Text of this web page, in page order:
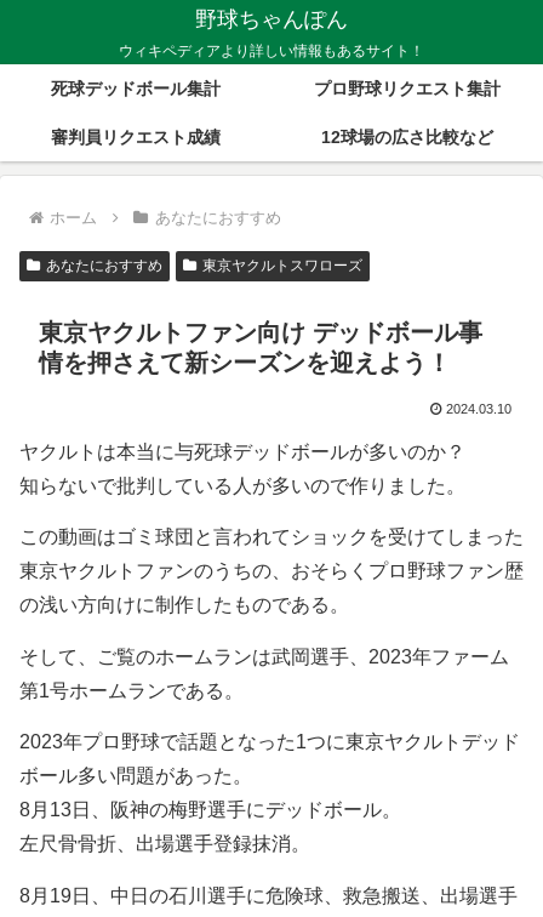
野球ちゃんぽん
ウィキペディアより詳しい情報もあるサイト！
死球デッドボール集計 プロ野球リクエスト集計
審判員リクエスト成績 12球場の広さ比較など
ホーム あなたにおすすめ
あなたにおすすめ 東京ヤクルトスワローズ
東京ヤクルトファン向け デッドボール事
情を押さえて新シーズンを迎えよう！
2024.03.10
ヤクルトは本当に与死球デッドボールが多いのか？
知らないで批判している人が多いので作りました。
この動画はゴミ球団と言われてショックを受けてしまった
東京ヤクルトファンのうちの、おそらくプロ野球ファン歴
の浅い方向けに制作したものである。
そして、ご覧のホームランは武岡選手、2023年ファーム
第1号ホームランである。
2023年プロ野球で話題となった1つに東京ヤクルトデッド
ボール多い問題があった。
8月13日、阪神の梅野選手にデッドボール。
左尺骨骨折、出場選手登録抹消。
8月19日、中日の石川選手に危険球、救急搬送、出場選手